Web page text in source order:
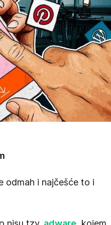
odmah i najčešće to i